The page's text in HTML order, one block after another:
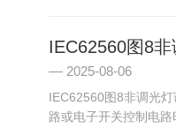
IEC62560图8
2025-08-06
IEC62560图8非调光
路或电子开关控制电